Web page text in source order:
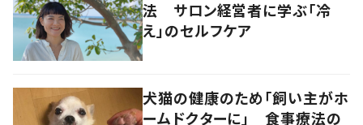
法 サロン経営者に学ぶ「冷
え」のセルフケア
犬猫の健康のため「飼い主がホ
ームドクターに」 食事療法の